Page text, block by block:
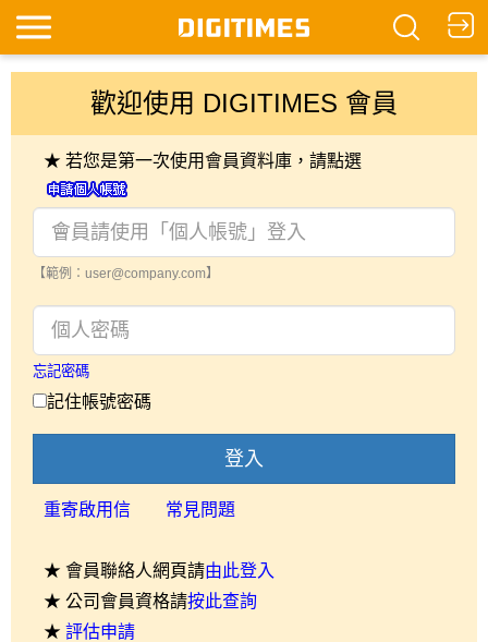
歡迎使用 DIGITIMES 會員
★ 若您是第一次使用會員資料庫，請點選
【範例：user@company.com】
忘記密碼
記住帳號密碼
登入
重寄啟用信 常見問題
★ 會員聯絡人網頁請由此登入
★ 公司會員資格請按此查詢
★ 評估申請